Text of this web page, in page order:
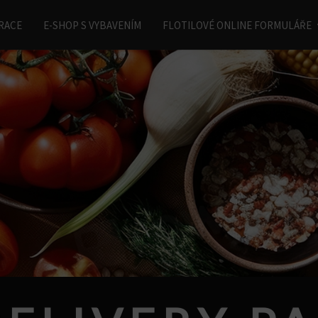
E-SHOP S VYBAVENÍM FLOTILOVÉ ONLINE FORMULÁŘE